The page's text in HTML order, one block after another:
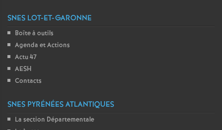
SNES LOT-ET-GARONNE
Boîte à outils
Agenda et Actions
Actu 47
AESH
Contacts
SNES PYRÉNÉES ATLANTIQUES
La section Départementale